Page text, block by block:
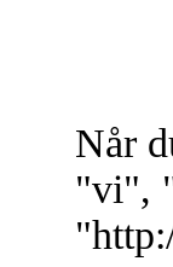
Når
"vi",